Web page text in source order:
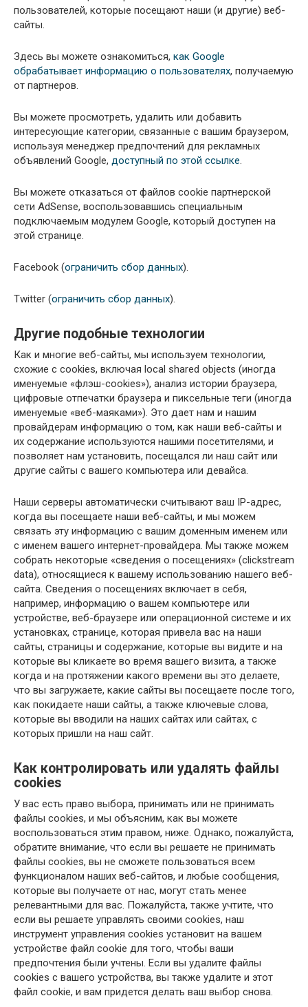
пользователей, которые посещают наши (и другие) веб-
сайты.
Здесь вы можете ознакомиться, как Google
обрабатывает информацию о пользователях, получаемую
от партнеров.
Вы можете просмотреть, удалить или добавить
интересующие категории, связанные с вашим браузером,
используя менеджер предпочтений для рекламных
объявлений Google, доступный по этой ссылке.
Вы можете отказаться от файлов cookie партнерской
сети AdSense, воспользовавшись специальным
подключаемым модулем Google, который доступен на
этой странице.
Facebook (ограничить сбор данных).
Twitter (ограничить сбор данных).
Другие подобные технологии
Как и многие веб-сайты, мы используем технологии,
схожие с cookies, включая local shared objects (иногда
именуемые «флэш-cookies»), анализ истории браузера,
цифровые отпечатки браузера и пиксельные теги (иногда
именуемые «веб-маяками»). Это дает нам и нашим
провайдерам информацию о том, как наши веб-сайты и
их содержание используются нашими посетителями, и
позволяет нам установить, посещался ли наш сайт или
другие сайты с вашего компьютера или девайса.
Наши серверы автоматически считывают ваш IP-адрес,
когда вы посещаете наши веб-сайты, и мы можем
связать эту информацию с вашим доменным именем или
с именем вашего интернет-провайдера. Мы также можем
собрать некоторые «сведения о посещениях» (clickstream
data), относящиеся к вашему использованию нашего веб-
сайта. Сведения о посещениях включает в себя,
например, информацию о вашем компьютере или
устройстве, веб-браузере или операционной системе и их
установках, странице, которая привела вас на наши
сайты, страницы и содержание, которые вы видите и на
которые вы кликаете во время вашего визита, а также
когда и на протяжении какого времени вы это делаете,
что вы загружаете, какие сайты вы посещаете после того,
как покидаете наши сайты, а также ключевые слова,
которые вы вводили на наших сайтах или сайтах, с
которых пришли на наш сайт.
Как контролировать или удалять файлы
cookies
У вас есть право выбора, принимать или не принимать
файлы cookies, и мы объясним, как вы можете
воспользоваться этим правом, ниже. Однако, пожалуйста,
обратите внимание, что если вы решаете не принимать
файлы cookies, вы не сможете пользоваться всем
функционалом наших веб-сайтов, и любые сообщения,
которые вы получаете от нас, могут стать менее
релевантными для вас. Пожалуйста, также учтите, что
если вы решаете управлять своими cookies, наш
инструмент управления cookies установит на вашем
устройстве файл cookie для того, чтобы ваши
предпочтения были учтены. Если вы удалите файлы
cookies с вашего устройства, вы также удалите и этот
файл cookie, и вам придется делать ваш выбор снова.